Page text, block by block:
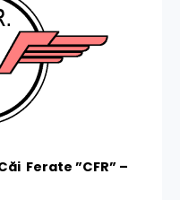
Ferate ”CFR” –